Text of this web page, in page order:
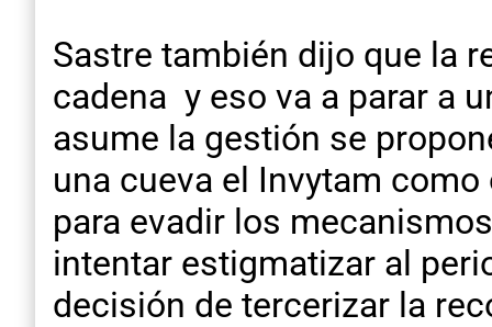
Sastre también dijo que la
cadena y eso va a parar a
asume la gestión se
una cueva el Invytam
para evadir los
intentar estigmatizar al
decisión de tercerizar la